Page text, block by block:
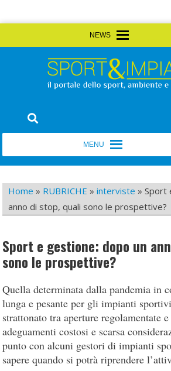
to
Sport&Impianti
Home » RUBRICHE »interviste »Sport
anno di stop, quali sono le prospettive?
Sport e gestione: dopo un
sono le prospettive?
Quella determinata dalla pandemia in
lunga e pesante per gli impianti
strattonato tra aperture regolamentate
adeguamenti costosi e scarsa
punto con alcuni gestori di impianti
sapere quando si potrà riprendere